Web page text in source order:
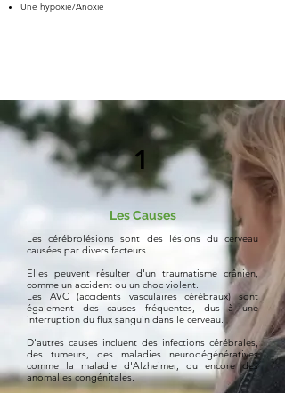
Une hypoxie/Anoxie
1
Les Causes
Les cérébrolésions sont des lésions du cerveau
causées par divers facteurs.
Elles peuvent résulter d'un traumatisme crânien,
comme un accident ou un choc violent.
Les AVC (accidents vasculaires cérébraux) sont
également des causes fréquentes, dus à une
interruption du flux sanguin dans le cerveau.
D'autres causes incluent des infections cérébrales,
des tumeurs, des maladies neurodégénératives
comme la maladie d'Alzheimer, ou encore des
anomalies congénitales.